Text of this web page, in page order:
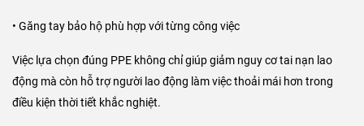
• Găng tay bảo hộ phù hợp với từng công việc
Việc lựa chọn đúng PPE không chỉ giúp giảm nguy cơ tai nạn lao
động mà còn hỗ trợ người lao động làm việc thoải mái hơn trong
điều kiện thời tiết khắc nghiệt.